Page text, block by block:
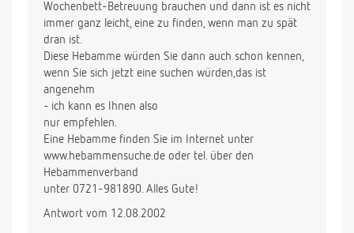
Wochenbett-Betreuung brauchen und dann ist es nicht
immer ganz leicht, eine zu finden, wenn man zu spät
dran ist.
Diese Hebamme würden Sie dann auch schon kennen,
wenn Sie sich jetzt eine suchen würden,das ist
angenehm
- ich kann es Ihnen also
nur empfehlen.
Eine Hebamme finden Sie im Internet unter
www.hebammensuche.de oder tel. über den
Hebammenverband
unter 0721-981890. Alles Gute!
Antwort vom 12.08.2002